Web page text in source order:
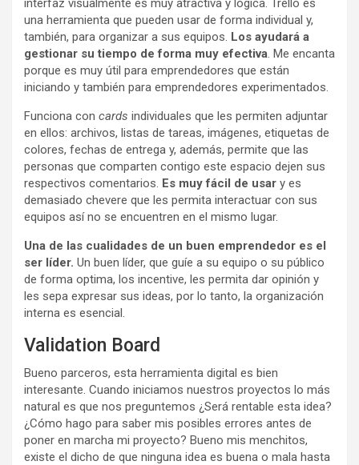
interfaz visualmente es muy atractiva y lógica. Trello es
una herramienta que pueden usar de forma individual y,
también, para organizar a sus equipos. Los ayudará a
gestionar su tiempo de forma muy efectiva. Me encanta
porque es muy útil para emprendedores que están
iniciando y también para emprendedores experimentados.
Funciona con cards individuales que les permiten adjuntar
en ellos: archivos, listas de tareas, imágenes, etiquetas de
colores, fechas de entrega y, además, permite que las
personas que comparten contigo este espacio dejen sus
respectivos comentarios. Es muy fácil de usar y es
demasiado chevere que les permita interactuar con sus
equipos así no se encuentren en el mismo lugar.
Una de las cualidades de un buen emprendedor es el
ser líder. Un buen líder, que guíe a su equipo o su público
de forma optima, los incentive, les permita dar opinión y
les sepa expresar sus ideas, por lo tanto, la organización
interna es esencial.
Validation Board
Bueno parceros, esta herramienta digital es bien
interesante. Cuando iniciamos nuestros proyectos lo más
natural es que nos preguntemos ¿Será rentable esta idea?
¿Cómo hago para saber mis posibles errores antes de
poner en marcha mi proyecto? Bueno mis menchitos,
existe el dicho de que ninguna idea es buena o mala hasta